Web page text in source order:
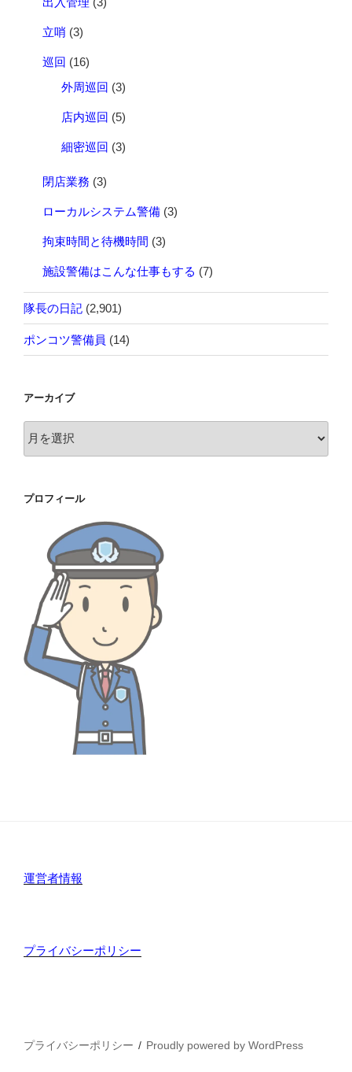
立哨 (3)
巡回 (16)
外周巡回 (3)
店内巡回 (5)
細密巡回 (3)
閉店業務 (3)
ローカルシステム警備 (3)
拘束時間と待機時間 (3)
施設警備はこんな仕事もする (7)
隊長の日記 (2,901)
ポンコツ警備員 (14)
アーカイブ
ー
ブ
プロフィール
運営者情報
プライバシーポリシー
プライバシーポリシー Proudly powered by WordPress